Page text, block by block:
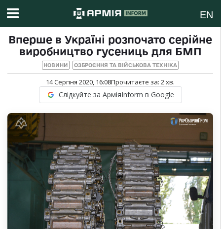
EN
Вперше в Україні розпочато серійне
виробництво гусениць для БМП
НОВИНИ ОЗБРОЄННЯ ТА ВІЙСЬКОВА ТЕХНІКА
14 Серпня 2020, 16:08Прочитаєте за: 2хв.
Слідкуйте за АрміяInform в Google